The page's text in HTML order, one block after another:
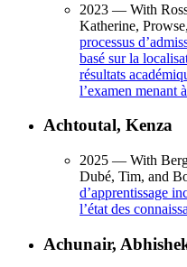
2023 — With
Katherine,
processus
basé sur la
résultats
l’examen menant
Achtoutal, Kenza
2025 — With
Dubé, Tim, and
d’apprentissage
l’état des
Achunair,